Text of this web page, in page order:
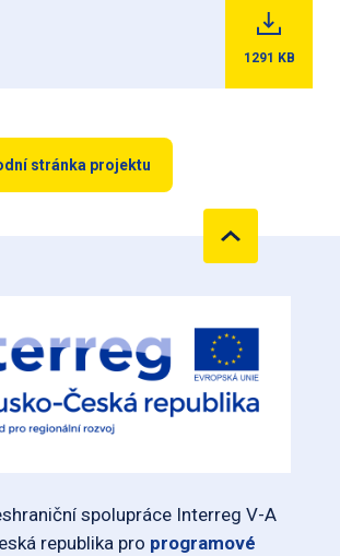
1291 KB
stránka projektu
spolupráce Interreg V-A
republika pro programové